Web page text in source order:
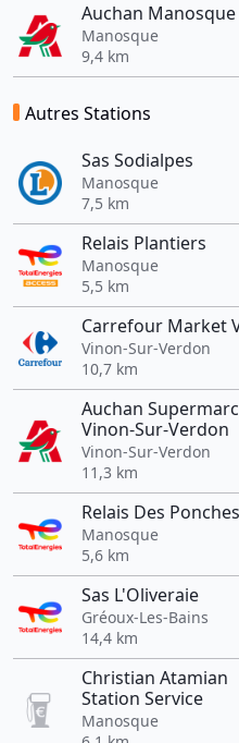
Auchan Manosque
Manosque
9,4 km
Autres Stations
Sas Sodialpes
Manosque
7,5 km
Relais Plantiers
Manosque
5,5 km
Carrefour Market
Vinon-Sur-Verdon
10,7 km
Auchan
Vinon-Sur-Verdon
Vinon-Sur-Verdon
11,3 km
Relais Des Ponches
Manosque
5,6 km
Sas L'Oliveraie
Gréoux-Les-Bains
14,4 km
Christian Atamian
Station Service
Manosque